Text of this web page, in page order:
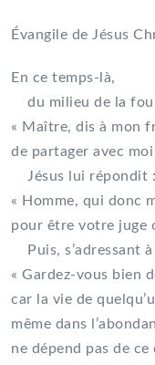
Évangile de Jésus
En ce temps-là,
du milieu de la
« Maître, dis à mon
de partager avec
Jésus lui répondit :
« Homme, qui donc
pour être votre juge
Puis, s’adressant
« Gardez-vous bien
car la vie de
même dans
ne dépend pas de ce